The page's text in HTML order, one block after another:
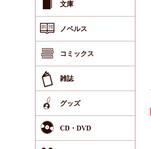
文庫
ノベルス
コミックス
雑誌
グッズ
CD・DVD